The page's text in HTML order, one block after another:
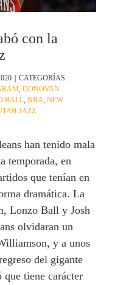
con la
| CATEGORÍAS:
,DONOVAN
BALL ,NBA ,NEW
JAZZ
han tenido mala
temporada, en
que tenían en
dramática. La
Lonzo Ball y Josh
olvidaran un
y a unos
del gigante
tiene carácter